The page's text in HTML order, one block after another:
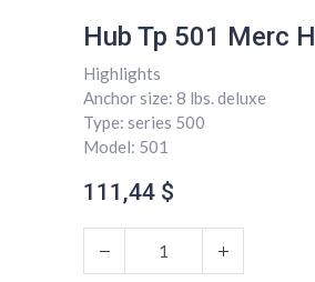
Hub Tp 501 Merc
Highlights
Anchor size: 8 lbs. deluxe
Type: series 500
Model: 501
111,44 $